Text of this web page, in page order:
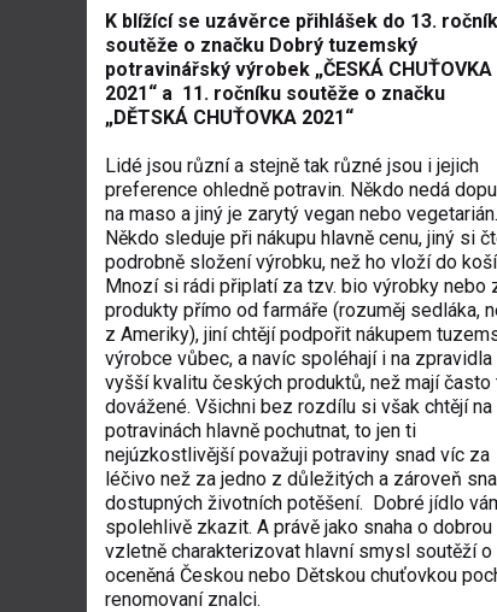
K blížící se uzávěrce přihlášek do 13.
soutěže o značku Dobrý tuzemský
potravinářský výrobek „ČESKÁ CHUŤOVKA
2021“ a 11. ročníku soutěže o značku
„DĚTSKÁ CHUŤOVKA 2021“
Lidé jsou různí a stejně tak různé jsou i jejich
preference ohledně potravin. Někdo nedá
na maso a jiný je zarytý vegan nebo vegetarián.
Někdo sleduje při nákupu hlavně cenu, jiný si
podrobně složení výrobku, než ho vloží do
Mnozí si rádi připlatí za tzv. bio výrobky nebo
produkty přímo od farmáře (rozuměj sedláka,
z Ameriky), jiní chtějí podpořit nákupem
výrobce vůbec, a navíc spoléhají i na zpravidla
vyšší kvalitu českých produktů, než mají často
dovážené. Všichni bez rozdílu si však chtějí na
potravinách hlavně pochutnat, to jen ti
nejúzkostlivější považuji potraviny snad víc za
léčivo než za jedno z důležitých a zároveň
dostupných životních potěšení. Dobré jídlo
spolehlivě zkazit. A právě jako snaha o
vzletně charakterizovat hlavní smysl soutěží o
oceněná Českou nebo Dětskou chuťovkou
renomovaní znalci.